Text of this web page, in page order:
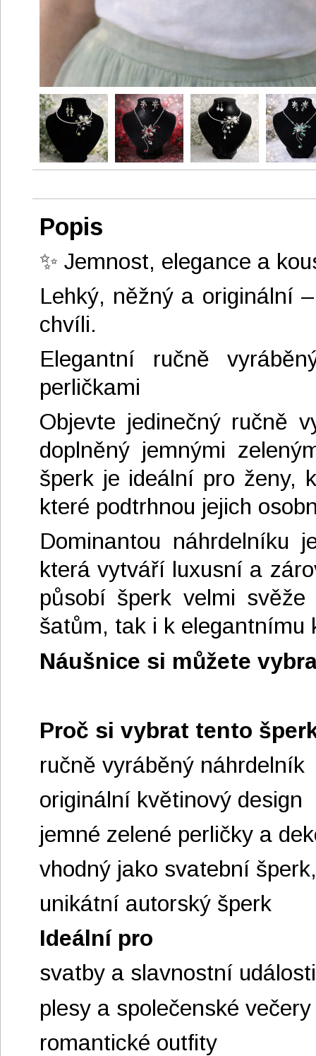
Popis
✨ Jemnost, elegance a
Lehký, něžný a originální
chvíli.
Elegantní ručně
perličkami
Objevte jedinečný ručně
doplněný jemnými
šperk je ideální pro ženy,
které podtrhnou jejich
Dominantou náhrdelníku
která vytváří luxusní a
působí šperk velmi
šatům, tak i k elegantnímu
Náušnice si můžete
Proč si vybrat tento
ručně vyráběný náhrdelník
originální květinový design
jemné zelené perličky a
vhodný jako svatební
unikátní autorský šperk
Ideální pro
svatby a slavnostní události
plesy a společenské večery
romantické outfity